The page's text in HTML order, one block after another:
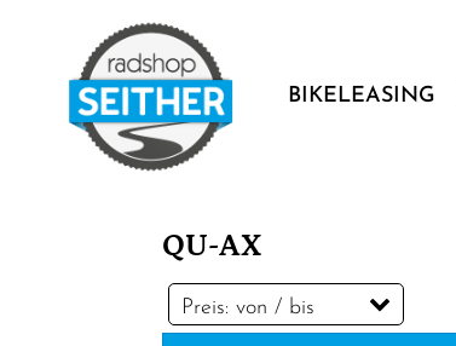
BIKELEASING
QU-AX
Preis: von / bis